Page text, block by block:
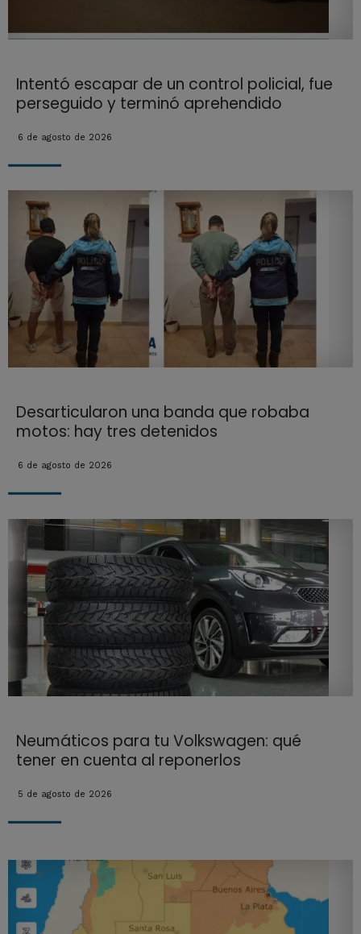
Intentó escapar de un control policial, fue
perseguido y terminó aprehendido
6 de agosto de 2026
Desarticularon una banda que robaba
motos: hay tres detenidos
6 de agosto de 2026
Neumáticos para tu Volkswagen: qué
tener en cuenta al reponerlos
5 de agosto de 2026